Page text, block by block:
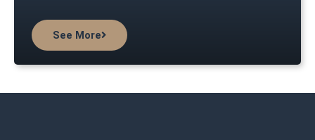
See More